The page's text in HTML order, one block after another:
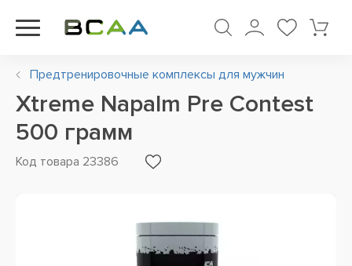
Предтренировочные комплексы для мужчин
Xtreme Napalm Pre Contest
500 грамм
Код товара 23386